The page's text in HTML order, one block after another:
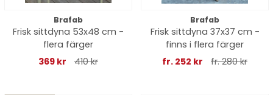
Brafab
Frisk sittdyna 53x48 cm -
flera färger
369 kr
410 kr
Brafab
Frisk sittdyna 37x37 cm -
finns i flera färger
fr. 252 kr
fr. 280 kr